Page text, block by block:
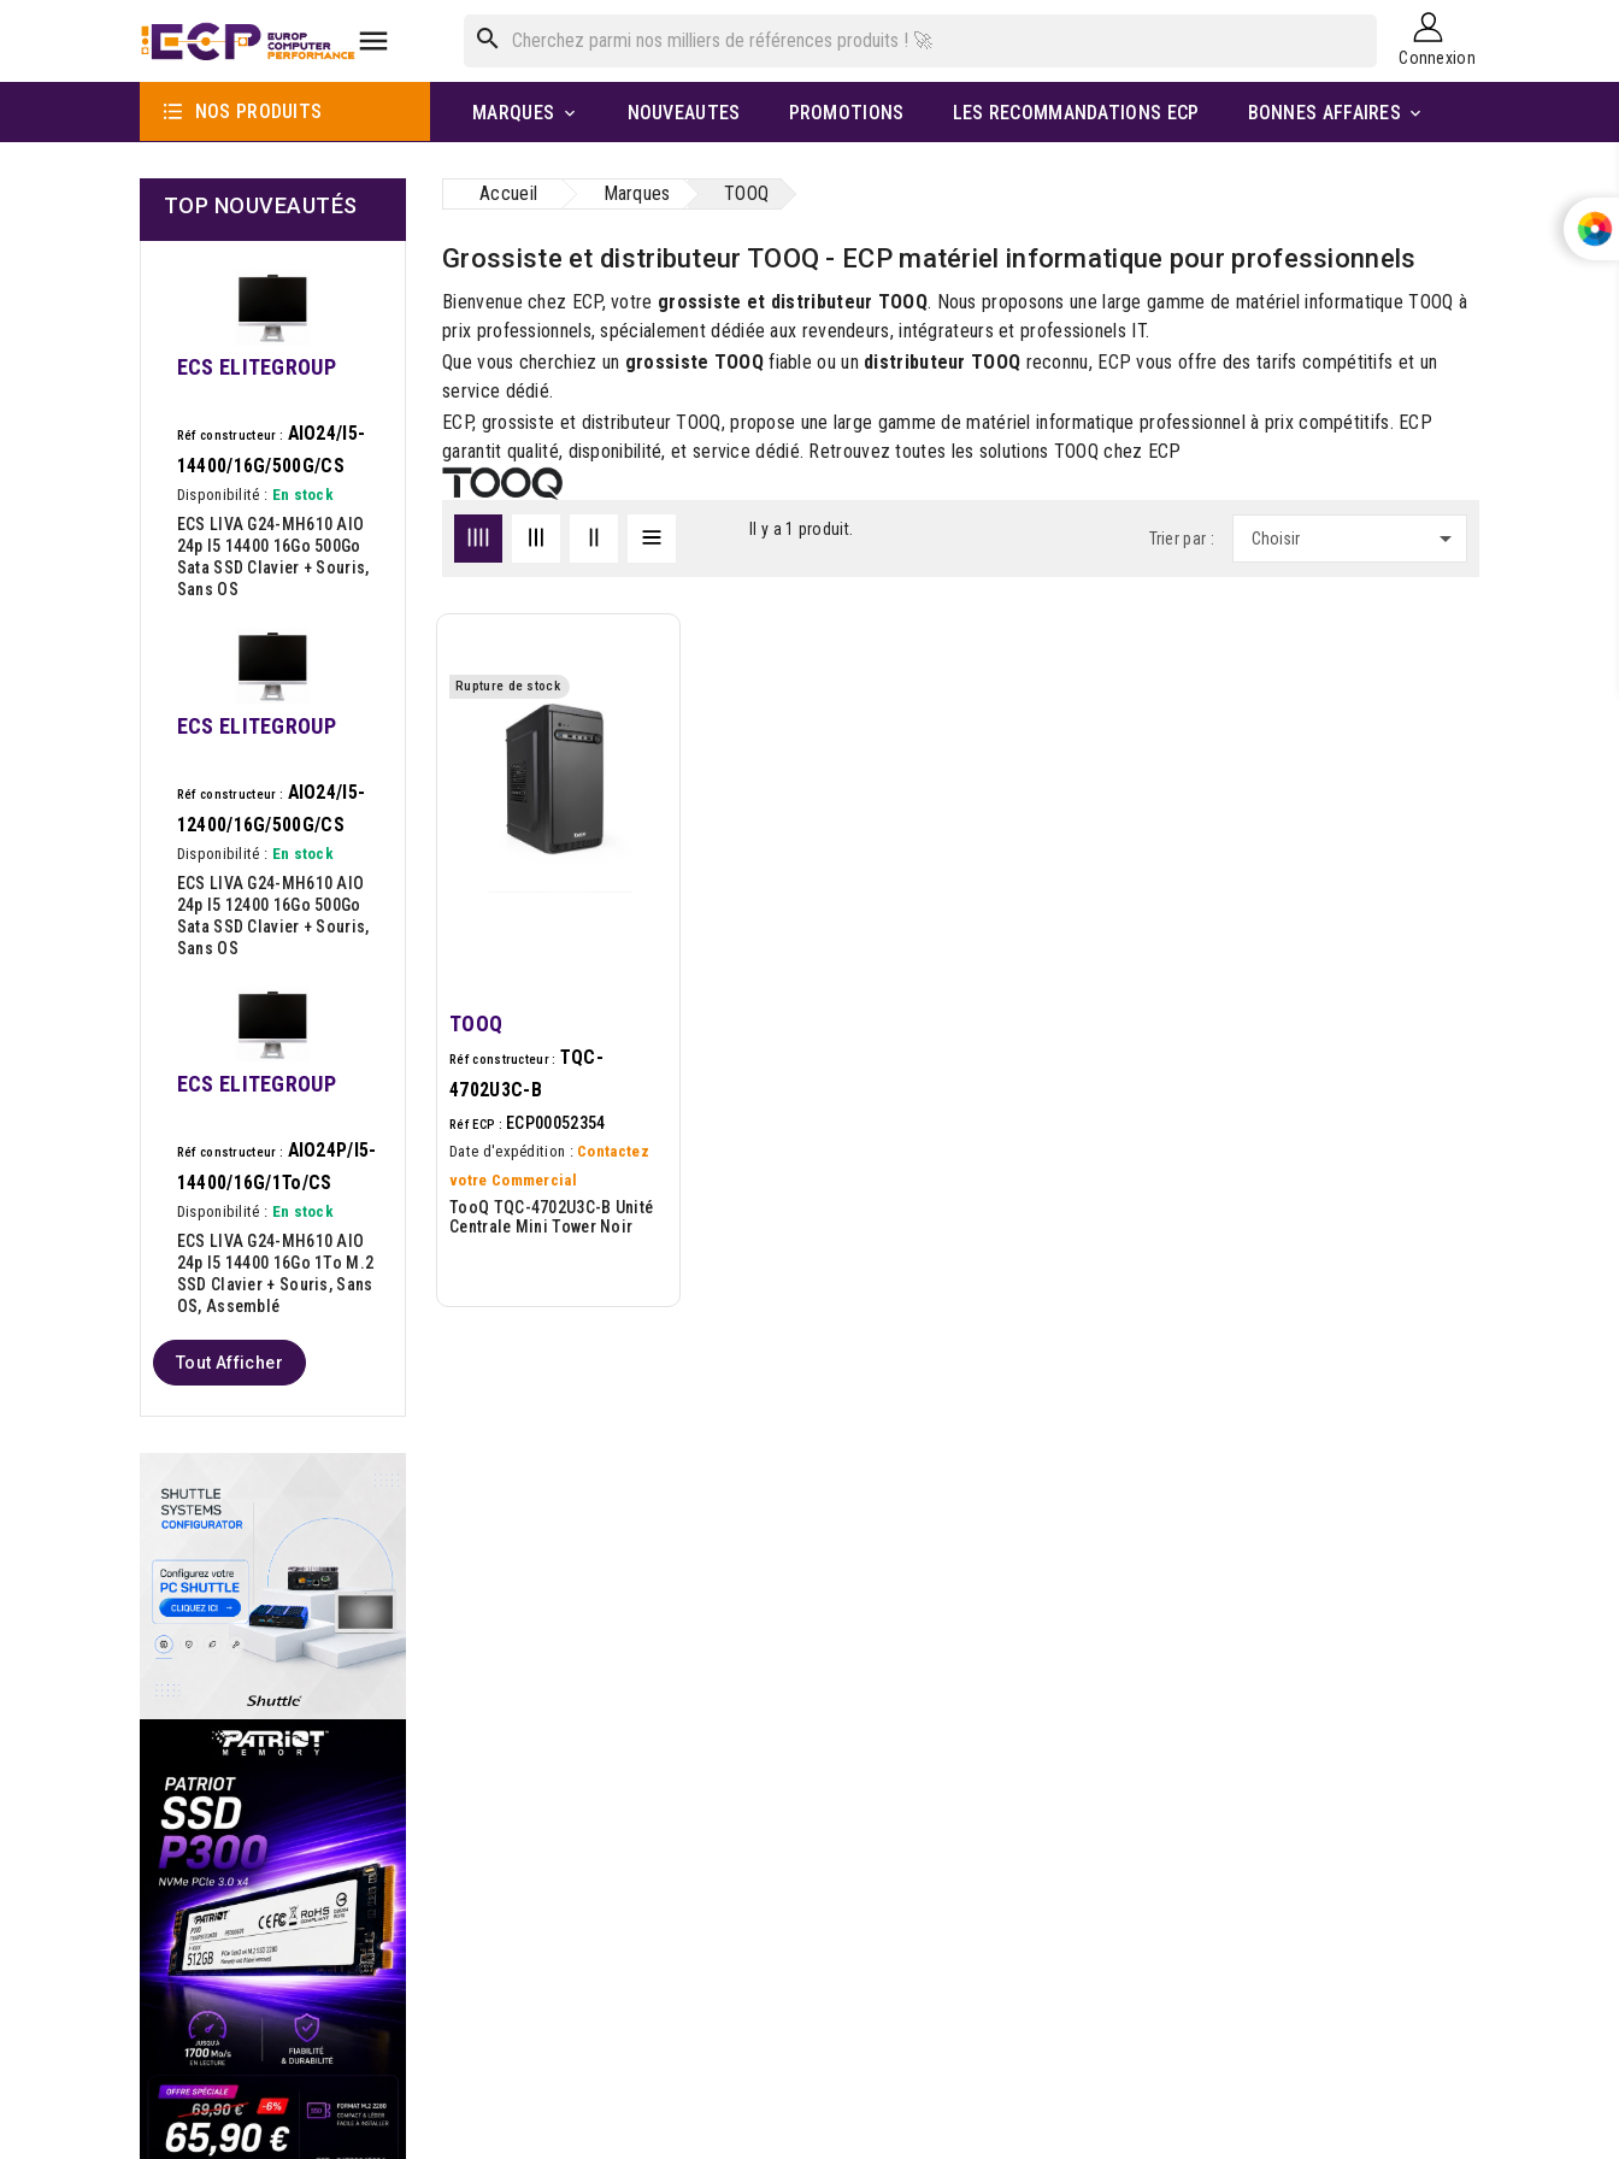
 search
Connexion
 NOS PRODUITS MARQUES  NOUVEAUTES PROMOTIONS LES RECOMMANDATIONS ECP BONNES AFFAIRES 
TOP NOUVEAUTÉS
ECS ELITEGROUP
Réf constructeur : AIO24/I5-
14400/16G/500G/CS
Disponibilité : En stock
ECS LIVA G24-MH610 AIO
24p I5 14400 16Go 500Go
Sata SSD Clavier + Souris,
Sans OS
ECS ELITEGROUP
Réf constructeur : AIO24/I5-
12400/16G/500G/CS
Disponibilité : En stock
ECS LIVA G24-MH610 AIO
24p I5 12400 16Go 500Go
Sata SSD Clavier + Souris,
Sans OS
ECS ELITEGROUP
Réf constructeur : AIO24P/I5-
14400/16G/1To/CS
Disponibilité : En stock
ECS LIVA G24-MH610 AIO
24p I5 14400 16Go 1To M.2
SSD Clavier + Souris, Sans
OS, Assemblé
Tout Afficher
Accueil Marques TOOQ
Grossiste et distributeur TOOQ - ECP matériel informatique pour professionnels
Bienvenue chez ECP, votre grossiste et distributeur TOOQ. Nous proposons une large gamme de matériel informatique TOOQ à
prix professionnels, spécialement dédiée aux revendeurs, intégrateurs et professionels IT.
Que vous cherchiez un grossiste TOOQfiable ou un distributeur TOOQ reconnu, ECP vous offre des tarifs compétitifs et un
service dédié.
ECP, grossiste et distributeur TOOQ, propose une large gamme de matériel informatique professionnel à prix compétitifs. ECP
garantit qualité, disponibilité, et service dédié. Retrouvez toutes les solutions TOOQ chez ECP
Il y a 1 produit. Trier par : Choisir 
Rupture de stock
TOOQ
Réf constructeur : TQC-
4702U3C-B
Réf ECP : ECP00052354
Date d'expédition : Contactez
votre Commercial
TooQ TQC-4702U3C-B Unité
Centrale Mini Tower Noir